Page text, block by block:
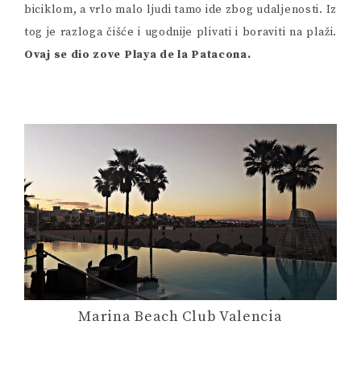
biciklom, a vrlo malo ljudi tamo ide zbog udaljenosti. Iz
tog je razloga čišće i ugodnije plivati ​​i boraviti na plaži.
Ovaj se dio zove Playa de la Patacona.
Marina Beach Club Valencia